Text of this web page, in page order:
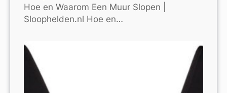
Hoe en Waarom Een Muur Slopen |
Sloophelden.nl Hoe en…